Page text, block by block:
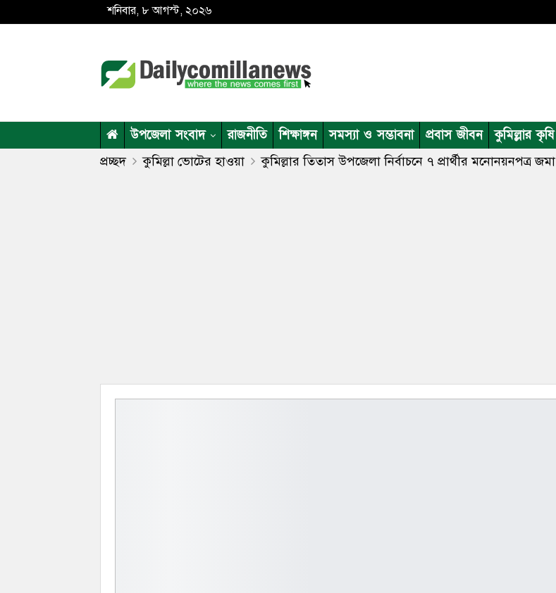
শনিবার, ৮ আগস্ট, ২০২৬
উপজেলা সংবাদ রাজনীতি শিক্ষাঙ্গন সমস্যা ও সম্ভাবনা প্রবাস জীবন কুমিল্লার কৃষি
প্রচ্ছদ কুমিল্লা ভোটের হাওয়া কুমিল্লার তিতাস উপজেলা নির্বাচনে ৭ প্রার্থীর মনোনয়নপত্র জমা